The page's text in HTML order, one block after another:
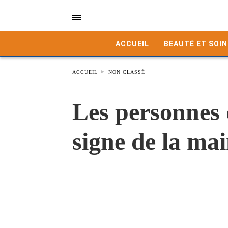
ACCUEIL BEAUTÉ ET SOIN
ACCUEIL NON CLASSÉ
Les
signe de la